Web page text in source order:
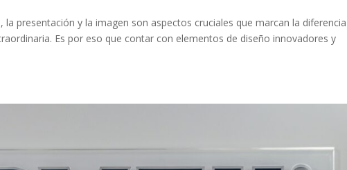
presentación y la imagen son aspectos cruciales que marcan la diferencia
Es por eso que contar con elementos de diseño innovadores y